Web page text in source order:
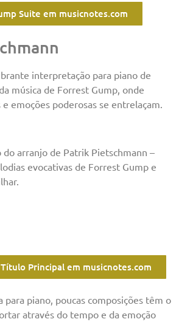
Suite em musicnotes.com
interpretação para piano de
música de Forrest Gump, onde
emoções poderosas se entrelaçam.
arranjo de Patrik Pietschmann –
evocativas de Forrest Gump e
Principal em musicnotes.com
para piano, poucas composições têm o
através do tempo e da emoção